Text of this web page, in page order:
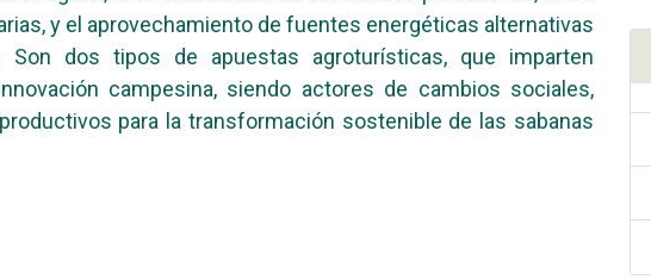
y el aprovechamiento de fuentes energéticas alternativas
Son dos tipos de apuestas agroturísticas, que imparten
campesina, siendo actores de cambios sociales,
para la transformación sostenible de las sabanas